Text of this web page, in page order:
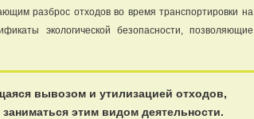
разброс отходов во время транспортировки на
экологической безопасности, позволяющие
вывозом и утилизацией отходов,
этим видом деятельности.